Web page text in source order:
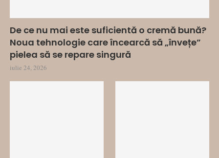
De ce nu mai este suficientă o cremă bună?
Noua tehnologie care încearcă să „învețe”
pielea să se repare singură
iulie 24, 2026